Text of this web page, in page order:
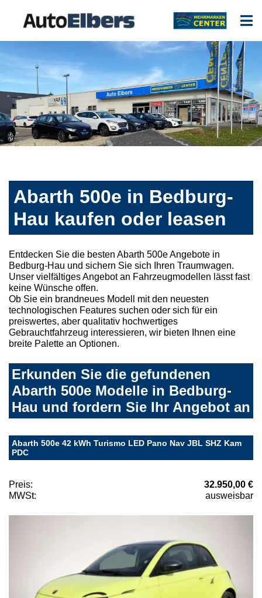
Abarth 500e in Bedburg-
Hau kaufen oder leasen
Entdecken Sie die besten Abarth 500e Angebote in
Bedburg-Hau und sichern Sie sich Ihren Traumwagen.
Unser vielfältiges Angebot an Fahrzeugmodellen lässt fast
keine Wünsche offen.
Ob Sie ein brandneues Modell mit den neuesten
technologischen Features suchen oder sich für ein
preiswertes, aber qualitativ hochwertiges
Gebrauchtfahrzeug interessieren, wir bieten Ihnen eine
breite Palette an Optionen.
Erkunden Sie die gefundenen
Abarth 500e Modelle in Bedburg-
Hau und fordern Sie Ihr Angebot an
Abarth 500e 42 kWh Turismo LED Pano Nav JBL SHZ Kam
PDC
Preis:
32.950,00 €
MWSt:
ausweisbar